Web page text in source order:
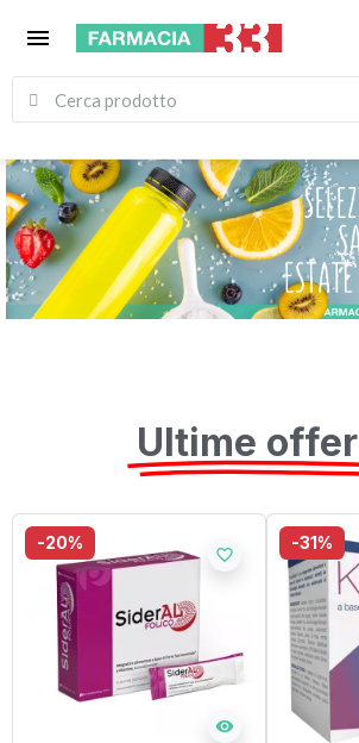
menu
Ultime
-20%
visibility
favorite_border
-31%